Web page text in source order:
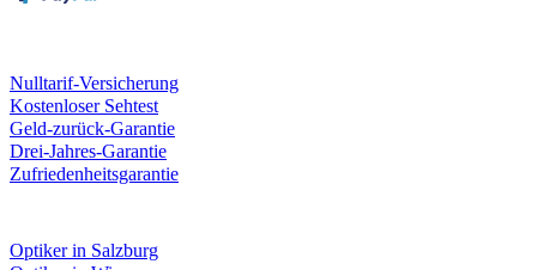
Nulltarif-Versicherung
Kostenloser Sehtest
Geld-zurück-Garantie
Drei-Jahres-Garantie
Zufriedenheitsgarantie
Optiker in Salzburg